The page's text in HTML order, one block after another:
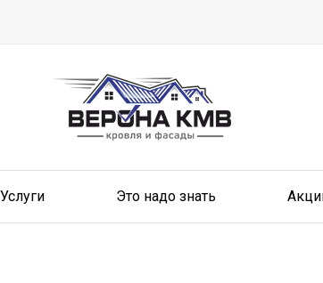
Услуги Это надо знать